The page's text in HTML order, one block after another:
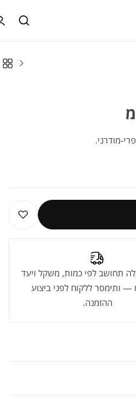
מודרני.
תחושב לפי כמות, משקל ויעד
ותימסר ללקוח לפני ביצוע
ההזמנה.